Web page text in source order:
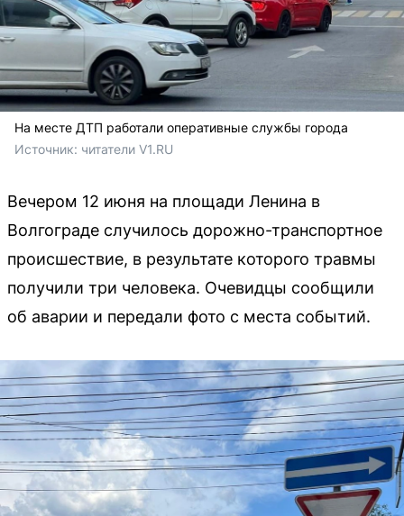
На месте ДТП работали оперативные службы города
Источник: читатели V1.RU
Вечером 12 июня на площади Ленина в
Волгограде случилось дорожно-транспортное
происшествие, в результате которого травмы
получили три человека. Очевидцы сообщили
об аварии и передали фото с места событий.